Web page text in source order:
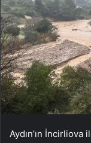
Aydın’ın